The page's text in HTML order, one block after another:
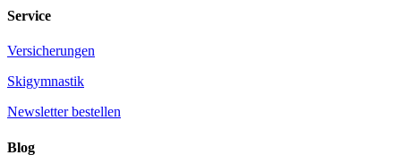
Service
Versicherungen
Skigymnastik
Newsletter bestellen
Blog